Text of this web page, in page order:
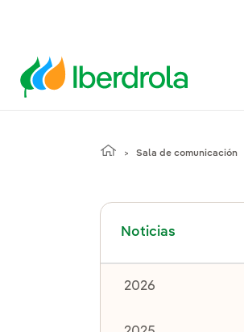
Sala de comunicación
Noticias
Alternar el
2026